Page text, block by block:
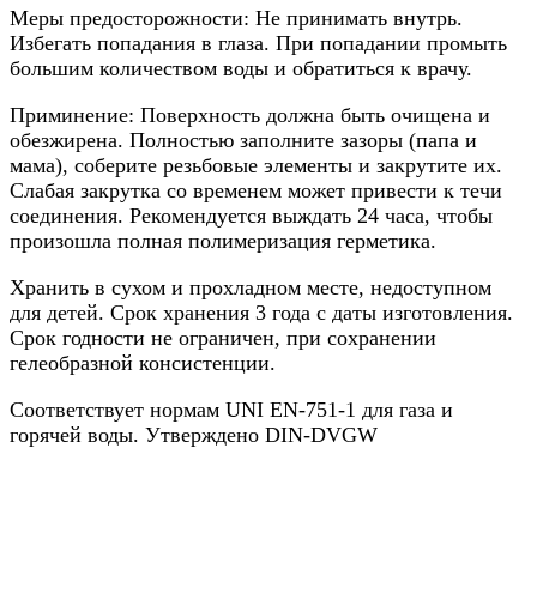
Меры предосторожности: Не принимать внутрь.
Избегать попадания в глаза. При попадании промыть
большим количеством воды и обратиться к врачу.
Приминение: Поверхность должна быть очищена и
обезжирена. Полностью заполните зазоры (папа и
мама), соберите резьбовые элементы и закрутите их.
Слабая закрутка со временем может привести к течи
соединения. Рекомендуется выждать 24 часа, чтобы
произошла полная полимеризация герметика.
Хранить в сухом и прохладном месте, недоступном
для детей. Срок хранения 3 года с даты изготовления.
Срок годности не ограничен, при сохранении
гелеобразной консистенции.
Соответствует нормам UNI EN-751-1 для газа и
горячей воды. Утверждено DIN-DVGW